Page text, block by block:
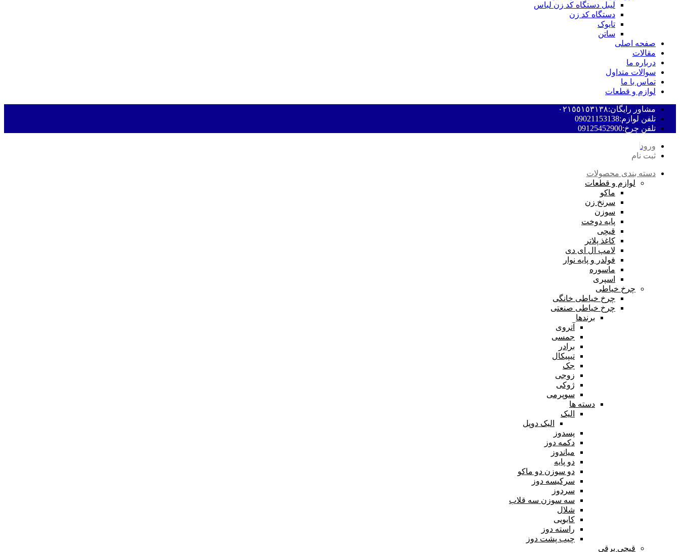
لیبل دستگاه کد زن لباس
دستگاه کد زن
تایوک
ساتن
صفحه اصلی
مقالات
درباره ما
سوالات متداول
تماس با ما
لوازم و قطعات
مشاور رایگان:٠٢١٥٥١٥٣١٣٨
تلفن لوازم:09021153138
تلفن چرخ:09125452900
ورود
ثبت نام
دسته بندی محصولات
لوازم و قطعات
ماکو
سرنخ زن
سوزن
پایه دوخت
قیچی
کاغذ پلاتر
لامپ ال ای دی
فولدر و پایه نوار
ماسوره
اسپری
چرخ خیاطی
چرخ خیاطی خانگی
چرخ خیاطی صنعتی
برندها
آتروی
جمسی
برادر
تیپیکال
جک
زوجی
ژوکی
سوپرمی
دسته ها
الیک
الیک دوپل
پسدوز
دکمه دوز
میاندوز
دو پایه
دو سوزن دو ماکو
سرکیسه دوز
سردوز
سه سوزن سه قلاب
شلال
کابویی
راسته دوز
چیب پشت دوز
قیچی برقی